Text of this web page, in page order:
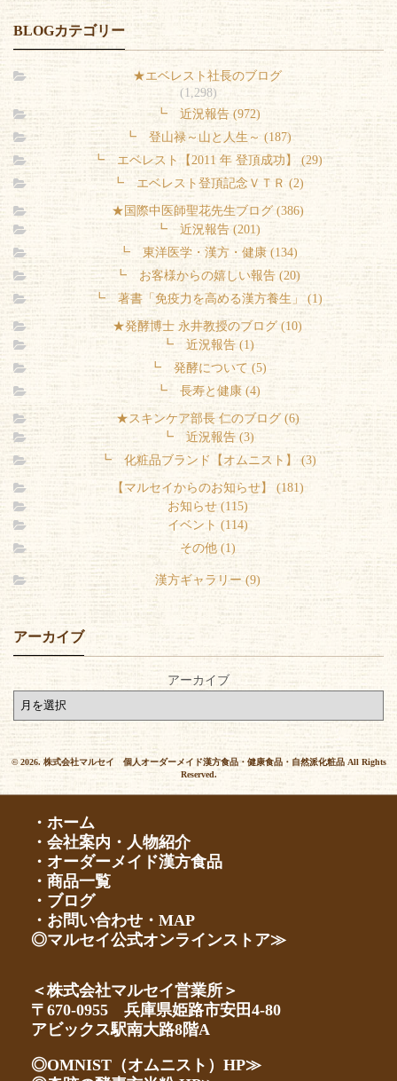
BLOGカテゴリー
★エベレスト社長のブログ
(1,298)
┗ 近況報告 (972)
┗ 登山禄～山と人生～ (187)
┗ エベレスト【2011 年 登頂成功】 (29)
┗ エベレスト登頂記念ＶＴＲ (2)
★国際中医師聖花先生ブログ (386)
┗ 近況報告 (201)
┗ 東洋医学・漢方・健康 (134)
┗ お客様からの嬉しい報告 (20)
┗ 著書「免疫力を高める漢方養生」 (1)
★発酵博士 永井教授のブログ (10)
┗ 近況報告 (1)
┗ 発酵について (5)
┗ 長寿と健康 (4)
★スキンケア部長 仁のブログ (6)
┗ 近況報告 (3)
┗ 化粧品ブランド【オムニスト】 (3)
【マルセイからのお知らせ】 (181)
お知らせ (115)
イベント (114)
その他 (1)
漢方ギャラリー (9)
アーカイブ
アーカイブ
© 2026. 株式会社マルセイ 個人オーダーメイド漢方食品・健康食品・自然派化粧品 All Rights
Reserved.
・ホーム
・会社案内・人物紹介
・オーダーメイド漢方食品
・商品一覧
・ブログ
・お問い合わせ・MAP
◎マルセイ公式オンラインストア≫
＜株式会社マルセイ営業所＞
〒670-0955 兵庫県姫路市安田4-80
アビックス駅南大路8階A
◎OMNIST（オムニスト）HP≫